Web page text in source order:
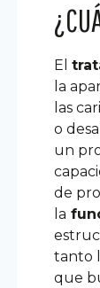
El
la
las
o
un
de
la
tanto
que